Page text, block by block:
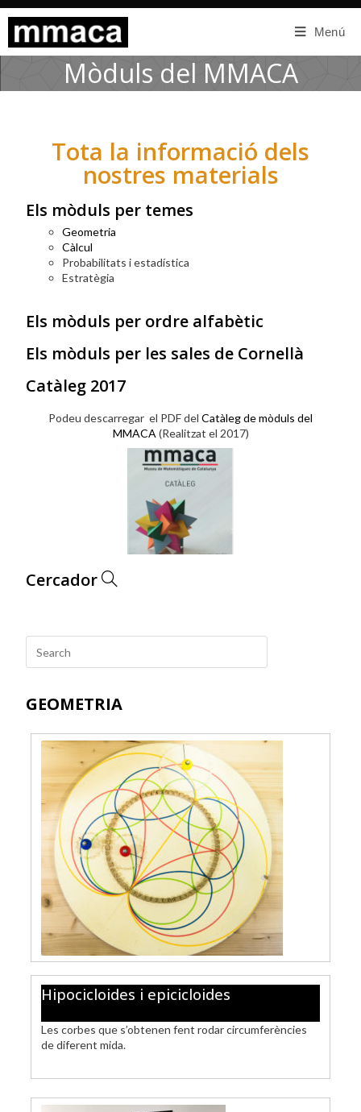
Menú
Mòduls del MMACA
Tota la informació dels
nostres materials
Els mòduls per temes
Geometria
Càlcul
Probabilitats i estadística
Estratègia
Els mòduls per ordre alfabètic
Els mòduls per les sales de Cornellà
Catàleg 2017
Podeu descarregar el PDF del Catàleg de mòduls del
MMACA (Realitzat el 2017)
Cercador
GEOMETRIA
Hipocicloides i epicicloides
Les corbes que s’obtenen fent rodar circumferències
de diferent mida.